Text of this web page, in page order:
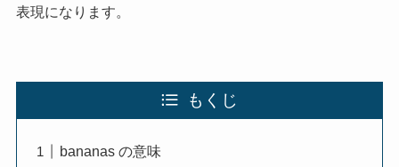
表現になります。
もくじ
bananas の意味